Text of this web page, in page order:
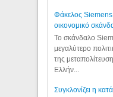
Φάκελος Siemens:
οικονομικό
Το σκάνδαλο
μεγαλύτερο
της
Ελλήν...
Συγκλονίζει η